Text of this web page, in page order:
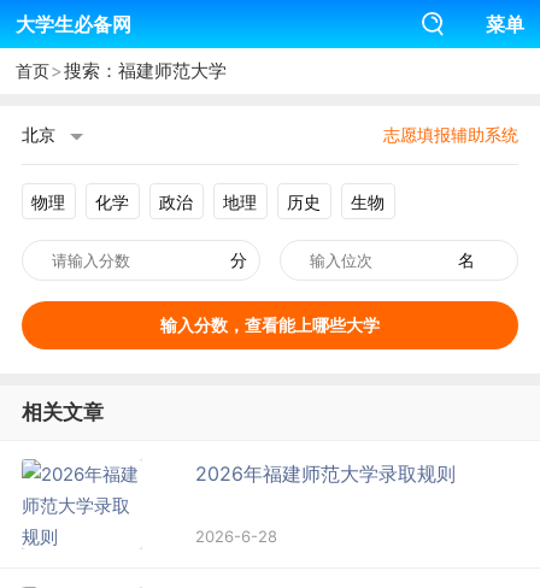
大学生必备网 菜单
首页>搜索：福建师范大学
北京 志愿填报辅助系统
物理 化学 政治 地理 历史 生物
分 名
输入分数，查看能上哪些大学
相关文章
2026年福建师范大学录取规则
2026-6-28